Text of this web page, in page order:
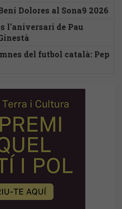
Dolores al Sona9 2026
l'aniversari de Pau
del futbol català: Pep